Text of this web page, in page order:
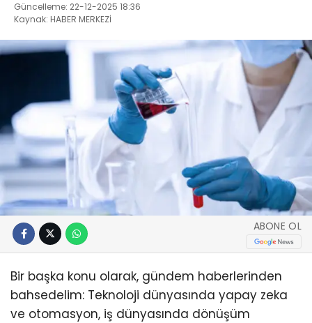
Güncelleme: 22-12-2025 18:36
Kaynak: HABER MERKEZİ
ABONE OL
Bir başka konu olarak, gündem haberlerinden
bahsedelim: Teknoloji dünyasında yapay zeka
ve otomasyon, iş dünyasında dönüşüm